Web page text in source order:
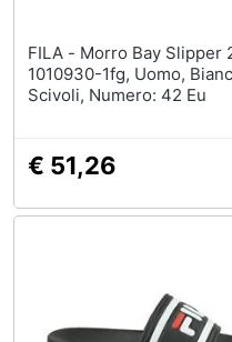
FILA - Morro Bay Slipper 2.0 M
1010930-1fg, Uomo,
Scivoli, Numero: 42 Eu
€ 51,26